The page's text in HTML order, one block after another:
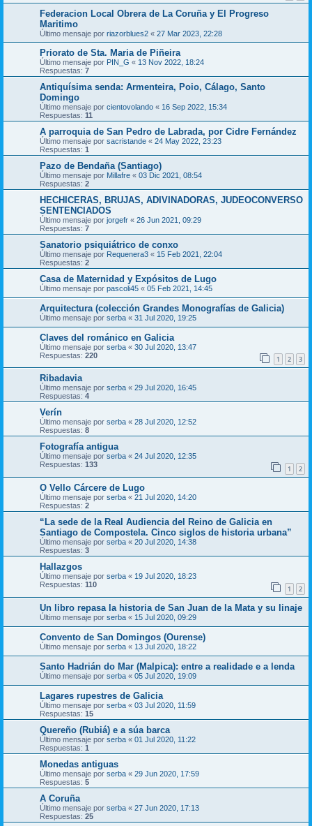
Federacion Local Obrera de La Coruña y El Progreso
Maritimo
Último mensaje por riazorblues2 « 27 Mar 2023, 22:28
Priorato de Sta. Maria de Piñeira
Último mensaje por PIN_G « 13 Nov 2022, 18:24
Respuestas: 7
Antiquísima senda: Armenteira, Poio, Cálago, Santo
Domingo
Último mensaje por cientovolando « 16 Sep 2022, 15:34
Respuestas: 11
A parroquia de San Pedro de Labrada, por Cidre Fernández
Último mensaje por sacristande « 24 May 2022, 23:23
Respuestas: 1
Pazo de Bendaña (Santiago)
Último mensaje por Millafre « 03 Dic 2021, 08:54
Respuestas: 2
HECHICERAS, BRUJAS, ADIVINADORAS, JUDEOCONVERSO
SENTENCIADOS
Último mensaje por jorgefr « 26 Jun 2021, 09:29
Respuestas: 7
Sanatorio psiquiátrico de conxo
Último mensaje por Requenera3 « 15 Feb 2021, 22:04
Respuestas: 2
Casa de Maternidad y Expósitos de Lugo
Último mensaje por pascoli45 « 05 Feb 2021, 14:45
Arquitectura (colección Grandes Monografías de Galicia)
Último mensaje por serba « 31 Jul 2020, 19:25
Claves del románico en Galicia
Último mensaje por serba « 30 Jul 2020, 13:47
Respuestas: 220 1 2 3
Ribadavia
Último mensaje por serba « 29 Jul 2020, 16:45
Respuestas: 4
Verín
Último mensaje por serba « 28 Jul 2020, 12:52
Respuestas: 8
Fotografía antigua
Último mensaje por serba « 24 Jul 2020, 12:35
Respuestas: 133 1 2
O Vello Cárcere de Lugo
Último mensaje por serba « 21 Jul 2020, 14:20
Respuestas: 2
“La sede de la Real Audiencia del Reino de Galicia en
Santiago de Compostela. Cinco siglos de historia urbana”
Último mensaje por serba « 20 Jul 2020, 14:38
Respuestas: 3
Hallazgos
Último mensaje por serba « 19 Jul 2020, 18:23
Respuestas: 110 1 2
Un libro repasa la historia de San Juan de la Mata y su linaje
Último mensaje por serba « 15 Jul 2020, 09:29
Convento de San Domingos (Ourense)
Último mensaje por serba « 13 Jul 2020, 18:22
Santo Hadrián do Mar (Malpica): entre a realidade e a lenda
Último mensaje por serba « 05 Jul 2020, 19:09
Lagares rupestres de Galicia
Último mensaje por serba « 03 Jul 2020, 11:59
Respuestas: 15
Quereño (Rubiá) e a súa barca
Último mensaje por serba « 01 Jul 2020, 11:22
Respuestas: 1
Monedas antiguas
Último mensaje por serba « 29 Jun 2020, 17:59
Respuestas: 5
A Coruña
Último mensaje por serba « 27 Jun 2020, 17:13
Respuestas: 25